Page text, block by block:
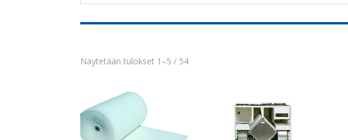
Näytetään tulokset 1–5 / 54